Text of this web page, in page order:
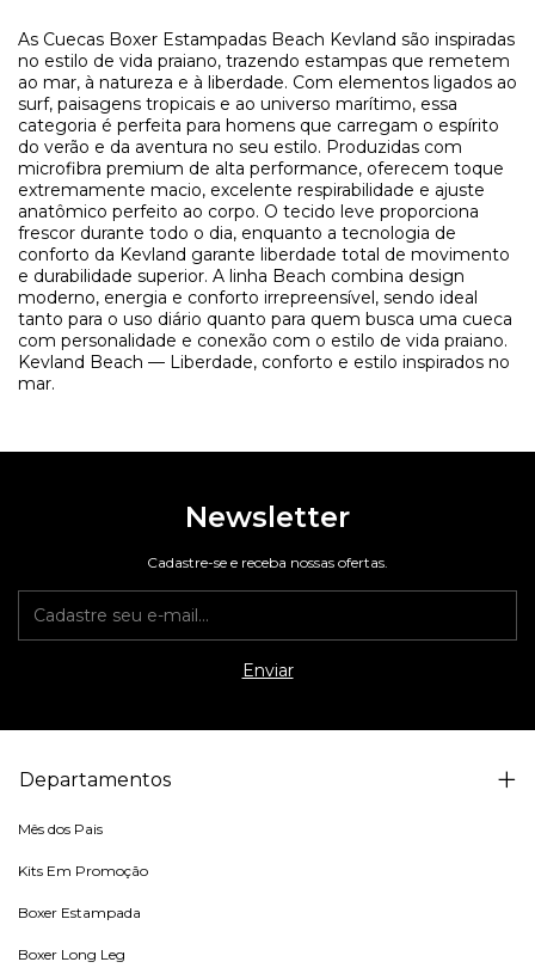
As Cuecas Boxer Estampadas Beach Kevland são inspiradas
no estilo de vida praiano, trazendo estampas que remetem
ao mar, à natureza e à liberdade. Com elementos ligados ao
surf, paisagens tropicais e ao universo marítimo, essa
categoria é perfeita para homens que carregam o espírito
do verão e da aventura no seu estilo. Produzidas com
microfibra premium de alta performance, oferecem toque
extremamente macio, excelente respirabilidade e ajuste
anatômico perfeito ao corpo. O tecido leve proporciona
frescor durante todo o dia, enquanto a tecnologia de
conforto da Kevland garante liberdade total de movimento
e durabilidade superior. A linha Beach combina design
moderno, energia e conforto irrepreensível, sendo ideal
tanto para o uso diário quanto para quem busca uma cueca
com personalidade e conexão com o estilo de vida praiano.
Kevland Beach — Liberdade, conforto e estilo inspirados no
mar.
Newsletter
Cadastre-se e receba nossas ofertas.
Departamentos
Mês dos Pais
Kits Em Promoção
Boxer Estampada
Boxer Long Leg